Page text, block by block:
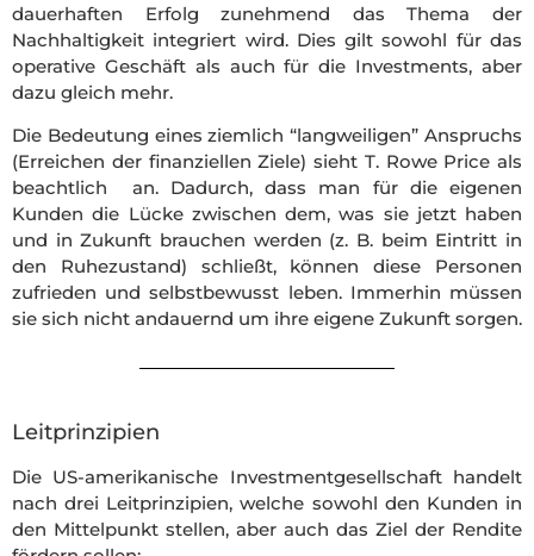
dauerhaften Erfolg zunehmend das Thema der
Nachhaltigkeit integriert wird. Dies gilt sowohl für das
operative Geschäft als auch für die Investments, aber
dazu gleich mehr.
Die Bedeutung eines ziemlich “langweiligen” Anspruchs
(Erreichen der finanziellen Ziele) sieht T. Rowe Price als
beachtlich an. Dadurch, dass man für die eigenen
Kunden die Lücke zwischen dem, was sie jetzt haben
und in Zukunft brauchen werden (z. B. beim Eintritt in
den Ruhezustand) schließt, können diese Personen
zufrieden und selbstbewusst leben. Immerhin müssen
sie sich nicht andauernd um ihre eigene Zukunft sorgen.
Leitprinzipien
Die US-amerikanische Investmentgesellschaft handelt
nach drei Leitprinzipien, welche sowohl den Kunden in
den Mittelpunkt stellen, aber auch das Ziel der Rendite